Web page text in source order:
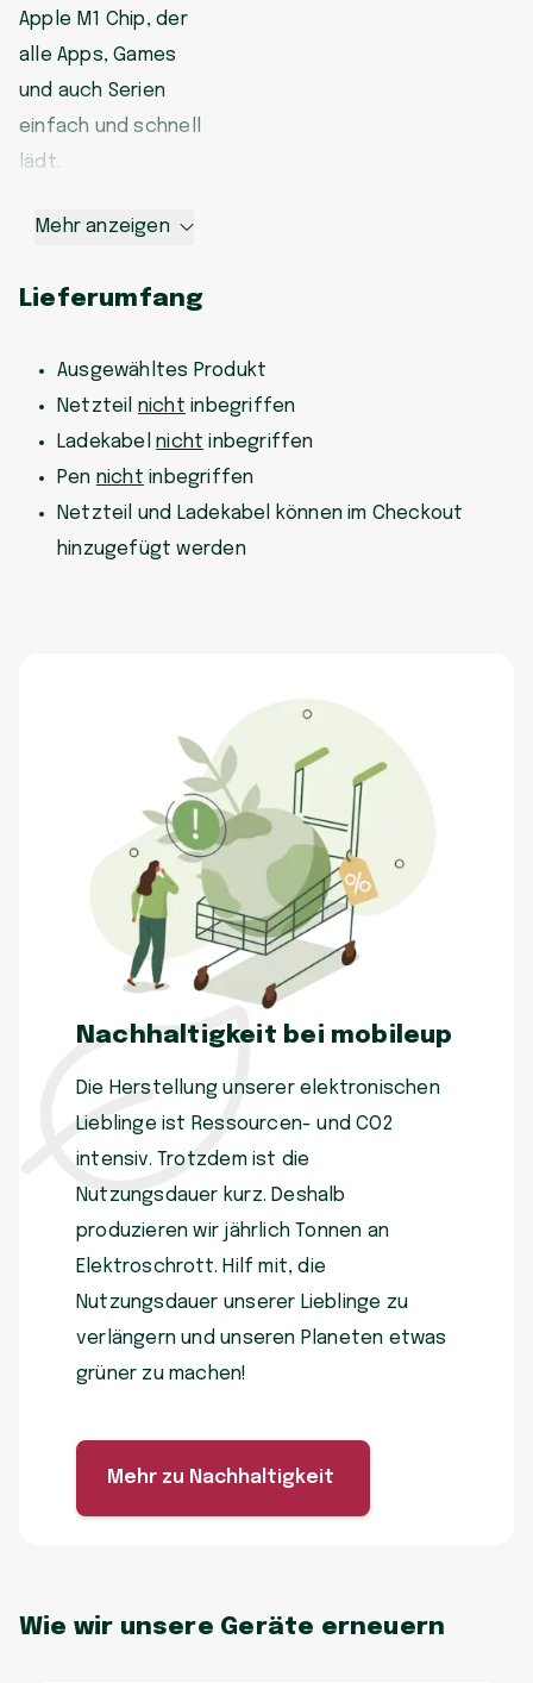
Apple M1 Chip, der
alle Apps, Games
und auch Serien
einfach und schnell
lädt.
Mehr anzeigen
Lieferumfang
Ausgewähltes Produkt
Netzteil nicht inbegriffen
Ladekabelnicht inbegriffen
Pen nicht inbegriffen
Netzteil und Ladekabel können im Checkout
hinzugefügt werden
Nachhaltigkeit bei mobileup
Die Herstellung unserer elektronischen
Lieblinge ist Ressourcen- und CO2
intensiv. Trotzdem ist die
Nutzungsdauer kurz. Deshalb
produzieren wir jährlich Tonnen an
Elektroschrott. Hilf mit, die
Nutzungsdauer unserer Lieblinge zu
verlängern und unseren Planeten etwas
grüner zu machen!
Mehr zu Nachhaltigkeit
Wie wir unsere Geräte erneuern